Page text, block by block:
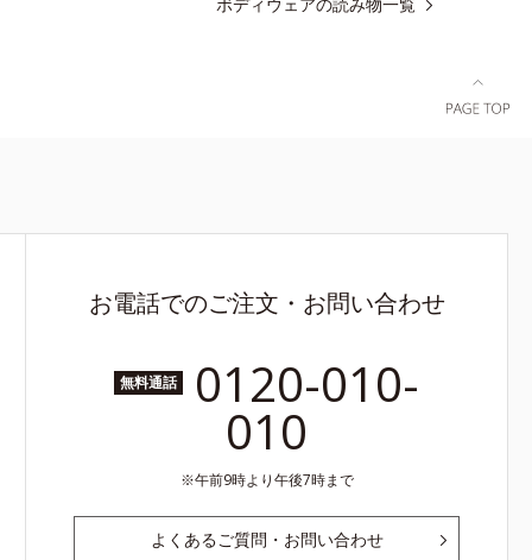
お電話でのご注文・お問い合わせ
無料通話 0120-010-
010
午前9時より午後7時まで
よくあるご質問・お問い合わせ